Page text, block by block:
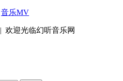
音乐MV
| 欢迎光临幻听音乐网